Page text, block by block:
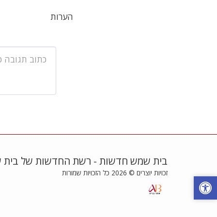
הערות
בית שמש חדשות - רשת החדשות של
זכויות יוצרים © 2026 כל הזכויות שמורות